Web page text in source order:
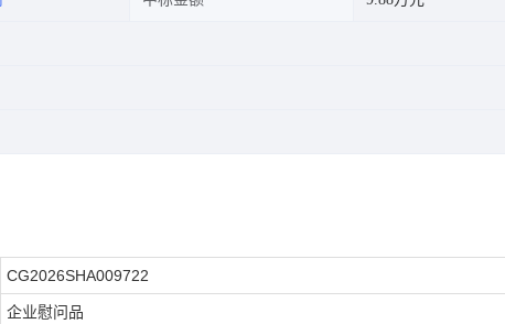
CG2026SHA009722
企业慰问品